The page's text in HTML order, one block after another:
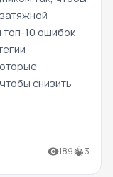
топ-10 ошибок
снизить
189 3